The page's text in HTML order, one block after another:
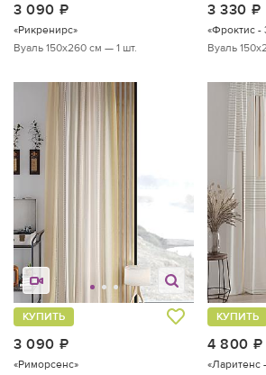
3 090
«Рикренирс»
Вуаль 150х260 см — 1 шт.
3 330
«Фроктис -
Вуаль
3 090
КУПИТЬ
«Риморсенс»
4 800
КУПИТЬ
«Ларитенс